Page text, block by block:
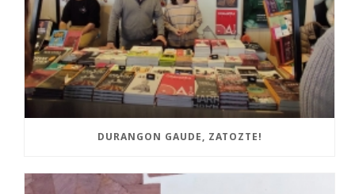
DURANGON GAUDE, ZATOZTE!